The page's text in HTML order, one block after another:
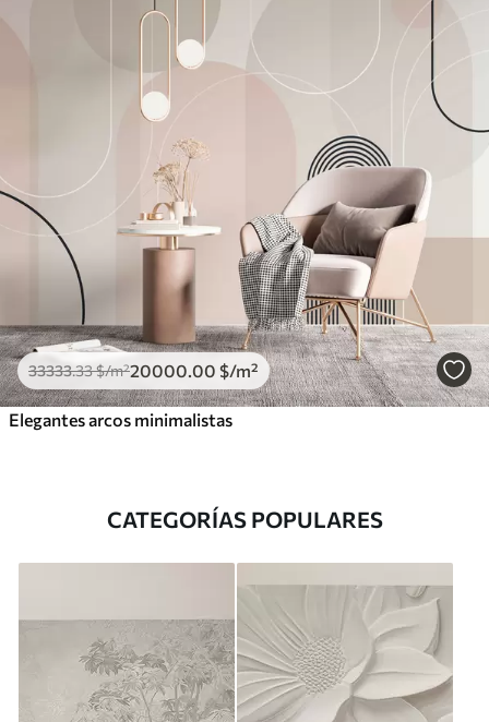
33333.33$/m²20000 .00 $/m²
Elegantes arcos minimalistas
CATEGORÍAS POPULARES